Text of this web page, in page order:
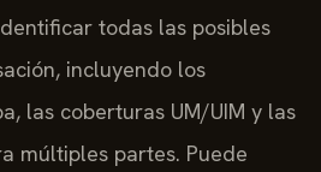
todas las posibles
incluyendo los
las coberturas UM/UIM y las
múltiples partes. Puede